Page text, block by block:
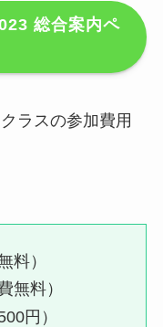
総合案内ペ
ラスの参加費用
料）
無料）
円）